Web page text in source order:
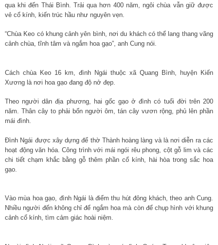
qua khi đến Thái Bình. Trải qua hơn 400 năm, ngôi chùa vẫn giữ được
vẻ cổ kính, kiến trúc hầu như nguyên vẹn.
“Chùa Keo có khung cảnh yên bình, nơi du khách có thể lang thang vãng
cảnh chùa, tĩnh tâm và ngắm hoa gạo”, anh Cung nói.
Cách chùa Keo 16 km, đình Ngái thuộc xã Quang Bình, huyện Kiến
Xương là nơi hoa gạo đang độ nở đẹp.
Theo người dân địa phương, hai gốc gạo ở đình có tuổi đời trên 200
năm. Thân cây to phải bốn người ôm, tán cây vươn rộng, phủ lên phần
mái đình.
Đình Ngái được xây dựng để thờ Thành hoàng làng và là nơi diễn ra các
hoạt động văn hóa. Công trình với mái ngói rêu phong, cột gỗ lim và các
chi tiết chạm khắc bằng gỗ thêm phần cổ kính, hài hòa trong sắc hoa
gạo.
Vào mùa hoa gạo, đình Ngái là điểm thu hút đông khách, theo anh Cung.
Nhiều người đến không chỉ để ngắm hoa mà còn để chụp hình với khung
cảnh cổ kính, tìm cảm giác hoài niệm.